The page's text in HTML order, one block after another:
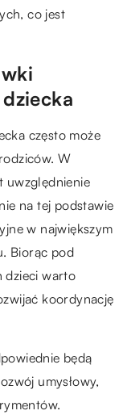
co jest
często może
W
uwzględnienie
na tej podstawie
w największym
Biorąc pod
dzieci warto
koordynację
będą
umysłowy,